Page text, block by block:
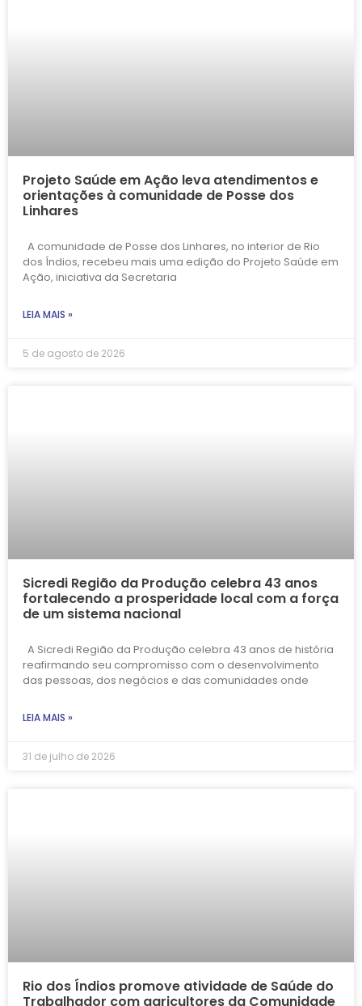
Projeto Saúde em Ação leva atendimentos e
orientações à comunidade de Posse dos
Linhares
A comunidade de Posse dos Linhares, no interior de Rio
dos Índios, recebeu mais uma edição do Projeto Saúde em
Ação, iniciativa da Secretaria
LEIA MAIS »
5 de agosto de 2026
Sicredi Região da Produção celebra 43 anos
fortalecendo a prosperidade local com a força
de um sistema nacional
A Sicredi Região da Produção celebra 43 anos de história
reafirmando seu compromisso com o desenvolvimento
das pessoas, dos negócios e das comunidades onde
LEIA MAIS »
31 de julho de 2026
Rio dos Índios promove atividade de Saúde do
Trabalhador com agricultores da Comunidade